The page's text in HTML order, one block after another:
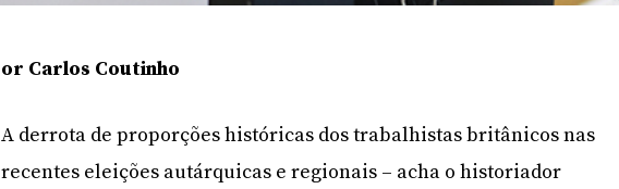
or Carlos Coutinho
A derrota de proporções históricas dos trabalhistas britânicos nas
recentes eleições autárquicas e regionais – acha o historiador